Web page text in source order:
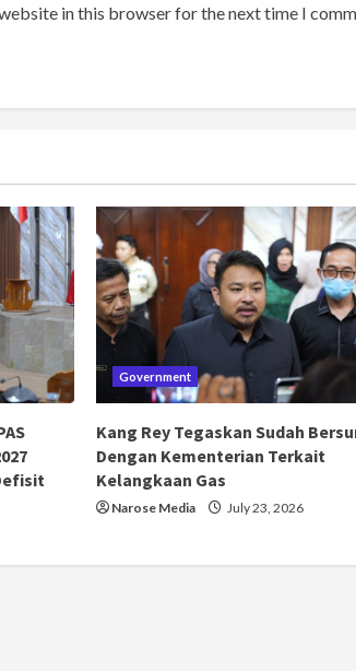
website in this browser for the next time I
Government
Kang Rey Tegaskan Sudah
Dengan Kementerian Terkait
Kelangkaan Gas
Narose Media July 23, 2026